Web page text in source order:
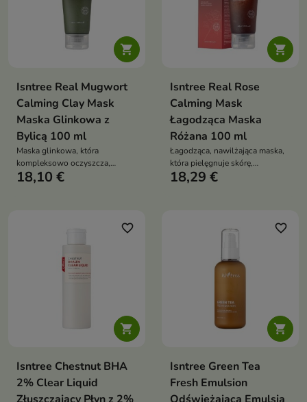

Isntree Real Mugwort
Calming Clay Mask
Maska Glinkowa z
Bylicą 100 ml
Maska glinkowa, która
kompleksowo oczyszcza,
detoksykuje i odświeża skórę
18,10 €

Isntree Real Rose
Calming Mask
Łagodząca Maska
Różana 100 ml
Łagodząca, nawilżająca maska,
która pielęgnuje skórę,
zapewniając jej ukojenie i
18,29 €

favorite_border
Isntree Chestnut BHA
2% Clear Liquid

favorite_border
Isntree Green Tea
Fresh Emulsion